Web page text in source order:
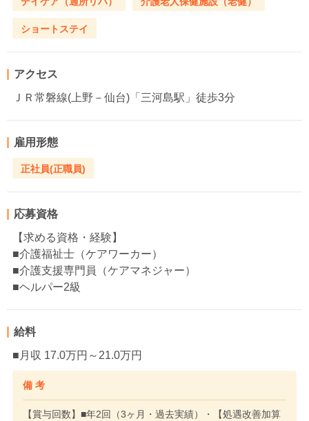
ショートステイ
アクセス
ＪＲ常磐線(上野－仙台)「三河島駅」徒歩3分
雇用形態
正社員(正職員)
応募資格
【求める資格・経験】
■介護福祉士（ケアワーカー）
■介護支援専門員（ケアマネジャー）
■ヘルパー2級
給料
■月収 17.0万円～21.0万円
備 考
【賞与回数】■年2回（3ヶ月・過去実績）・【処遇改善加算